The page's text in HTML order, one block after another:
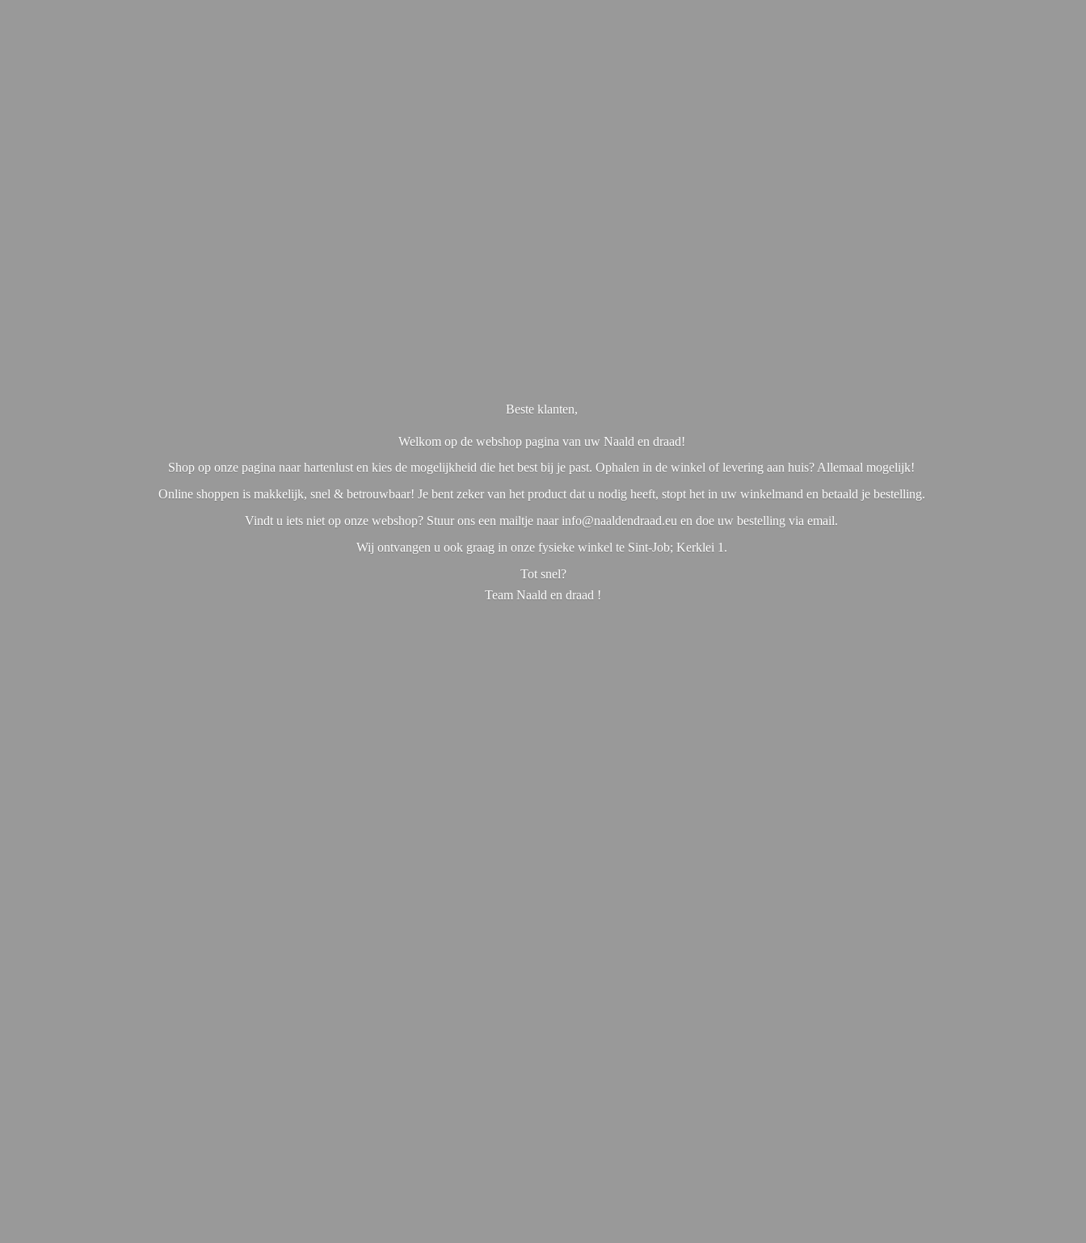
Beste klanten,
Welkom op de webshop pagina van uw Naald en draad!
Shop op onze pagina naar hartenlust en kies de mogelijkheid die het best bij je past. Ophalen in de winkel of levering aan huis? Allemaal mogelijk!
Online shoppen is makkelijk, snel & betrouwbaar! Je bent zeker van het product dat u nodig heeft, stopt het in uw winkelmand en betaald je bestelling.
Vindt u iets niet op onze webshop? Stuur ons een mailtje naar info@naaldendraad.eu en doe uw bestelling via email.
Wij ontvangen u ook graag in onze fysieke winkel te Sint-Job; Kerklei 1.
Tot snel?
Team Naald en draad !